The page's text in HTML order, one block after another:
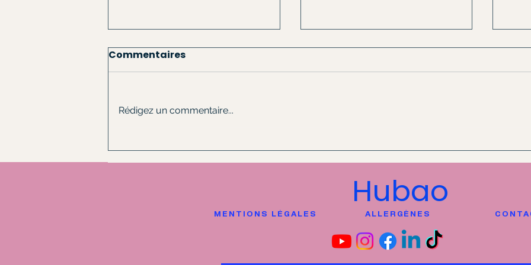
Recette bo bun au poulet
(asia bò bún)
Recette sauce forestière
(sauce champignons à
la crème)
Commentaires
Rédigez un commentaire...
Hubao
MENTIONS LÉGALES ALLERGÈNES